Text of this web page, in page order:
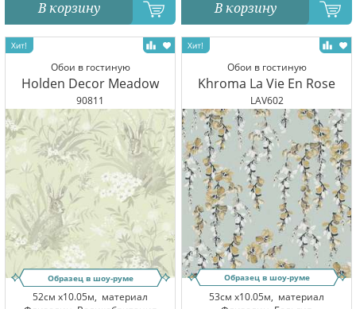
В корзину В корзину
Обои в гостиную
Holden Decor Meadow
90811
Образец в шоу-руме
52см x10.05м, материал
Обои в гостиную
Khroma La Vie En Rose
LAV602
Образец в шоу-руме
53см x10.05м, материал